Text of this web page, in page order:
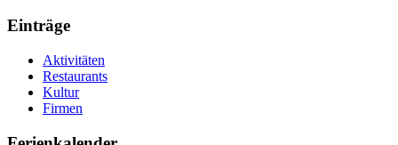
Einträge
Aktivitäten
Restaurants
Kultur
Firmen